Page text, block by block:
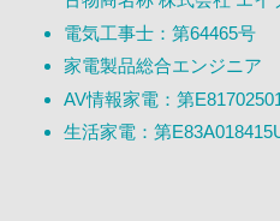
電気工事士：第64465号
家電製品総合エンジニア
AV情報家電：第
生活家電：第